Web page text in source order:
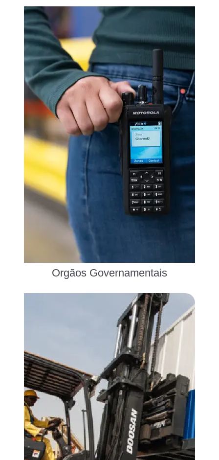
Orgãos Governamentais